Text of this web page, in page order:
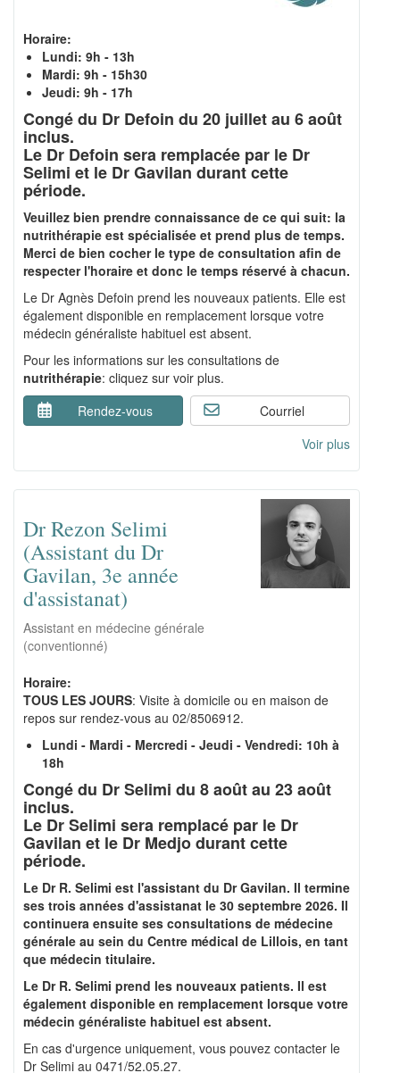
Horaire:
Lundi: 9h - 13h
Mardi: 9h - 15h30
Jeudi: 9h - 17h
Congé du Dr Defoin du 20 juillet au 6 août
inclus.
Le Dr Defoin sera remplacée par le Dr
Selimi et le Dr Gavilan durant cette
période.
Veuillez bien prendre connaissance de ce qui suit: la
nutrithérapie est spécialisée et prend plus de temps.
Merci de bien cocher le type de consultation afin de
respecter l'horaire et donc le temps réservé à chacun.
Le Dr Agnès Defoin prend les nouveaux patients. Elle est
également disponible en remplacement lorsque votre
médecin généraliste habituel est absent.
Pour les informations sur les consultations de
nutrithérapie: cliquez sur voir plus.
Rendez-vous
Courriel
Voir plus
Dr Rezon Selimi
(Assistant du Dr
Gavilan, 3e année
d'assistanat)
Assistant en médecine générale
(conventionné)
Horaire:
TOUS LES JOURS: Visite à domicile ou en maison de
repos sur rendez-vous au 02/8506912.
Lundi - Mardi - Mercredi - Jeudi - Vendredi: 10h à
18h
Congé du Dr Selimi du 8 août au 23 août
inclus.
Le Dr Selimi sera remplacé par le Dr
Gavilan et le Dr Medjo durant cette
période.
Le Dr R. Selimi est l'assistant du Dr Gavilan. Il termine
ses trois années d'assistanat le 30 septembre 2026. Il
continuera ensuite ses consultations de médecine
générale au sein du Centre médical de Lillois, en tant
que médecin titulaire.
Le Dr R. Selimi prend les nouveaux patients. Il est
également disponible en remplacement lorsque votre
médecin généraliste habituel est absent.
En cas d'urgence uniquement, vous pouvez contacter le
Dr Selimi au 0471/52.05.27.